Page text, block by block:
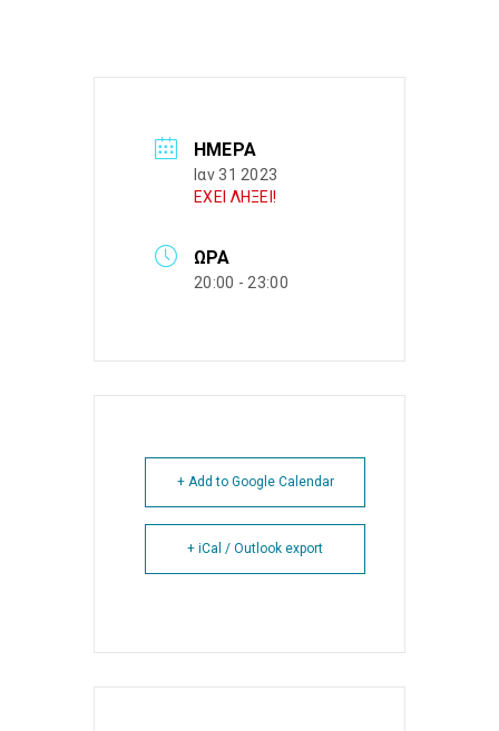
ΗΜΈΡΑ
Ιαν 31 2023
ΕΧΕΙ ΛΗΞΕΙ!
ΏΡΑ
20:00 - 23:00
+ Add to Google Calendar
+ iCal / Outlook export